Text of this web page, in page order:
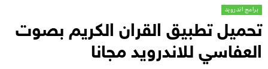
برامج اندرويد
تحميل تطبيق القران الكريم بصوت
العفاسي للاندرويد مجانا